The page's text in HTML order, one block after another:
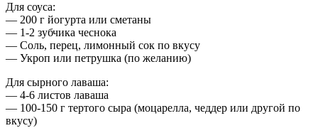
Для соуса:
— 200 г йогурта или сметаны
— 1-2 зубчика чеснока
— Соль, перец, лимонный сок по вкусу
— Укроп или петрушка (по желанию)
Для сырного лаваша:
— 4-6 листов лаваша
— 100-150 г тертого сыра (моцарелла, чеддер или другой по
вкусу)